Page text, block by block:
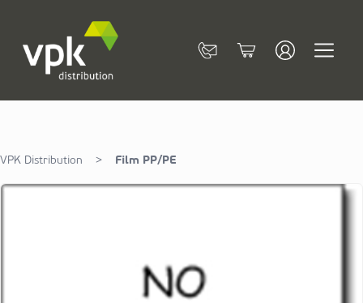
ContactCart
VPK Distribution > Film PP/PE